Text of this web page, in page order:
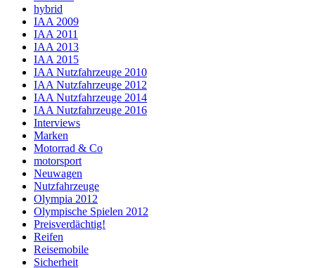
hybrid
IAA 2009
IAA 2011
IAA 2013
IAA 2015
IAA Nutzfahrzeuge 2010
IAA Nutzfahrzeuge 2012
IAA Nutzfahrzeuge 2014
IAA Nutzfahrzeuge 2016
Interviews
Marken
Motorrad & Co
motorsport
Neuwagen
Nutzfahrzeuge
Olympia 2012
Olympische Spielen 2012
Preisverdächtig!
Reifen
Reisemobile
Sicherheit